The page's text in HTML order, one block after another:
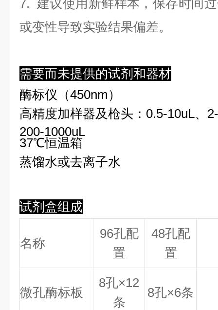
7. 建议使用新鲜样本，保存时间
或变性导致实验结果偏差。
需要而未提供的试剂和器材
酶标仪（450nm）
高精度加样器及枪头：0.5-10uL、
200-1000uL
37℃恒温箱
蒸馏水或去离子水
试剂盒组成
名称
96孔配
置
48孔配
置
微孔酶标板
8孔×12
条
8孔×6条